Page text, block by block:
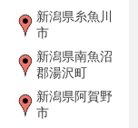
新潟県糸魚川
市
新潟県南魚沼
郡湯沢町
新潟県阿賀野
市